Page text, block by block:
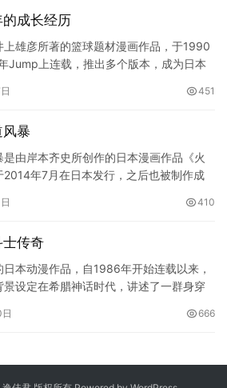
成长经历
雄彦所著的篮球题材漫画作品，于1990
Jump上连载，推出多个版本，成为日本
451
暴
由岸本齐史所创作的日本漫画作品《火
年7月在日本发行，之后也被制作成
410
传奇
本动漫作品，自1986年开始连载以来，
设定在希腊神话时代，讲述了一群身穿
666